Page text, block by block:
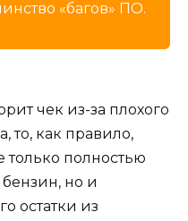
«багов» ПО.
чек из-за плохого
то, как правило,
только полностью
но и
остатки из